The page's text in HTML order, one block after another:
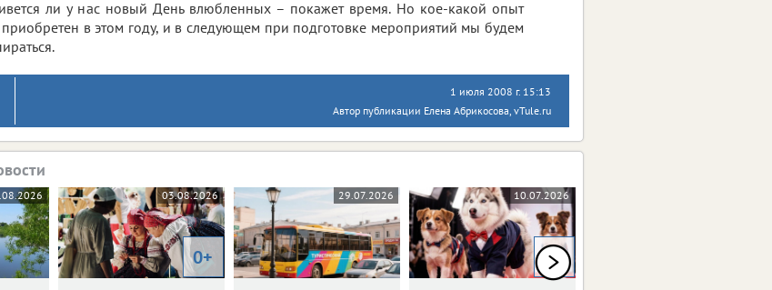
ли у нас новый День влюбленных – покажет время. Но кое-какой опыт
в этом году, и в следующем при подготовке мероприятий мы будем
1 июля 2008 г. 15:13
Автор публикации Елена Абрикосова, vTule.ru
03.08.2026
0+
29.07.2026 10.07.2026
0+